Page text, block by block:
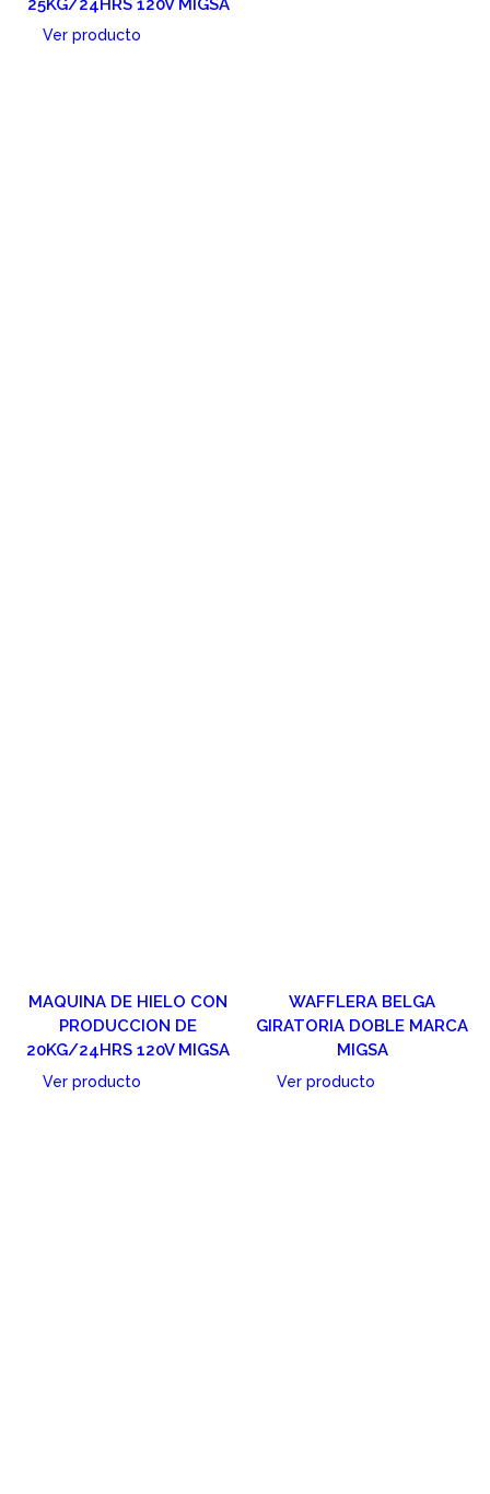
25KG/24HRS 120V MIGSA
Ver producto
MAQUINA DE HIELO CON
PRODUCCION DE
20KG/24HRS 120V MIGSA
Ver producto
WAFFLERA BELGA
GIRATORIA DOBLE MARCA
MIGSA
Ver producto